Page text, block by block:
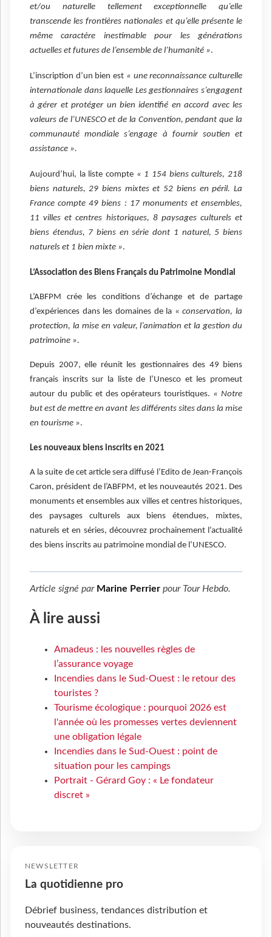
et/ou naturelle tellement exceptionnelle qu’elle
transcende les frontières nationales et qu’elle présente le
même caractère inestimable pour les générations
actuelles et futures de l’ensemble de l’humanité ».
L’inscription d’un bien est « une reconnaissance culturelle
internationale dans laquelle Les gestionnaires s’engagent
à gérer et protéger un bien identifié en accord avec les
valeurs de l’UNESCO et de la Convention, pendant que la
communauté mondiale s’engage à fournir soutien et
assistance ».
Aujourd’hui, la liste compte « 1 154 biens culturels, 218
biens naturels, 29 biens mixtes et 52 biens en péril. La
France compte 49 biens : 17 monuments et ensembles,
11 villes et centres historiques, 8 paysages culturels et
biens étendus, 7 biens en série dont 1 naturel, 5 biens
naturels et 1 bien mixte ».
L’Association des Biens Français du Patrimoine Mondial
L’ABFPM crée les conditions d’échange et de partage
d’expériences dans les domaines de la « conservation, la
protection, la mise en valeur, l’animation et la gestion du
patrimoine ».
Depuis 2007, elle réunit les gestionnaires des 49 biens
français inscrits sur la liste de l’Unesco et les promeut
autour du public et des opérateurs touristiques. « Notre
but est de mettre en avant les différents sites dans la mise
en tourisme ».
Les nouveaux biens inscrits en 2021
A la suite de cet article sera diffusé l’Edito de Jean-François
Caron, président de l’ABFPM, et les nouveautés 2021. Des
monuments et ensembles aux villes et centres historiques,
des paysages culturels aux biens étendues, mixtes,
naturels et en séries, découvrez prochainement l’actualité
des biens inscrits au patrimoine mondial de l’UNESCO.
Article signé par Marine Perrier pour Tour Hebdo.
À lire aussi
Amadeus : les nouvelles règles de
l’assurance voyage
Incendies dans le Sud-Ouest : le retour des
touristes ?
Tourisme écologique : pourquoi 2026 est
l'année où les promesses vertes deviennent
une obligation légale
Incendies dans le Sud-Ouest : point de
situation pour les campings
Portrait - Gérard Goy : « Le fondateur
discret »
NEWSLETTER
La quotidienne pro
Débrief business, tendances distribution et
nouveautés destinations.